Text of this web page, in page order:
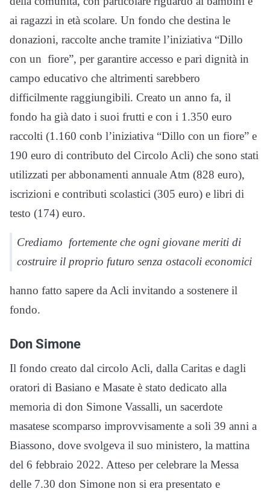
ai ragazzi in età scolare. Un fondo che destina le
donazioni, raccolte anche tramite l’iniziativa “Dillo
con un fiore”, per garantire accesso e pari dignità in
campo educativo che altrimenti sarebbero
difficilmente raggiungibili. Creato un anno fa, il
fondo ha già dato i suoi frutti e con i 1.350 euro
raccolti (1.160 conb l’iniziativa “Dillo con un fiore” e
190 euro di contributo del Circolo Acli) che sono stati
utilizzati per abbonamenti annuale Atm (828 euro),
iscrizioni e contributi scolastici (305 euro) e libri di
testo (174) euro.
Crediamo fortemente che ogni giovane meriti di
costruire il proprio futuro senza ostacoli economici
hanno fatto sapere da Acli invitando a sostenere il
fondo.
Don Simone
Il fondo creato dal circolo Acli, dalla Caritas e dagli
oratori di Basiano e Masate è stato dedicato alla
memoria di don Simone Vassalli, un sacerdote
masatese scomparso improvvisamente a soli 39 anni a
Biassono, dove svolgeva il suo ministero, la mattina
del 6 febbraio 2022. Atteso per celebrare la Messa
delle 7.30 don Simone non si era presentato e